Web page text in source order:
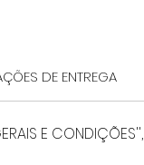
DE ENTREGA
E CONDIÇÕES'',